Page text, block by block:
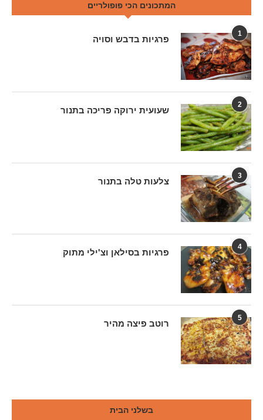
המתכונים הכי פופולריים
1
פרגיות בדבש וסויה
2
שעועית ירוקה פריכה בתנור
3
צלעות טלה בתנור
4
פרגיות בסילאן וצ'ילי מתוק
5
רוטב פיצה מהיר
בשלני הבית